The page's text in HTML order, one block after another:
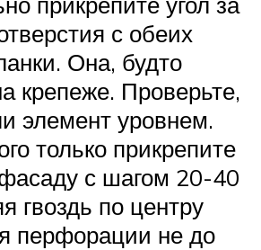
с обеих
Она, будто
крепеже. Проверьте,
элемент уровнем.
только прикрепите
с шагом 20-40
гвоздь по центру
перфорации не до